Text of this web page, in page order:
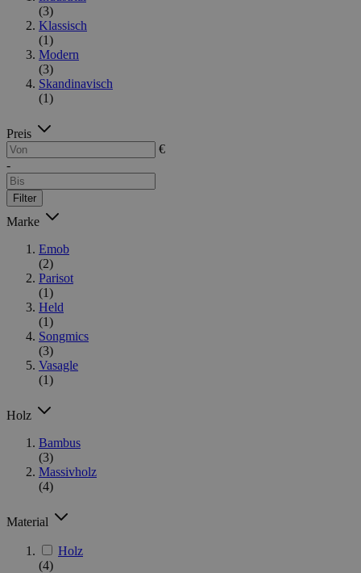
(3)
Klassisch
(1)
Modern
(3)
Skandinavisch
(1)
Preis
€
-
Filter
Marke
Emob
(2)
Parisot
(1)
Held
(1)
Songmics
(3)
Vasagle
(1)
Holz
Bambus
(3)
Massivholz
(4)
Material
Holz
(4)